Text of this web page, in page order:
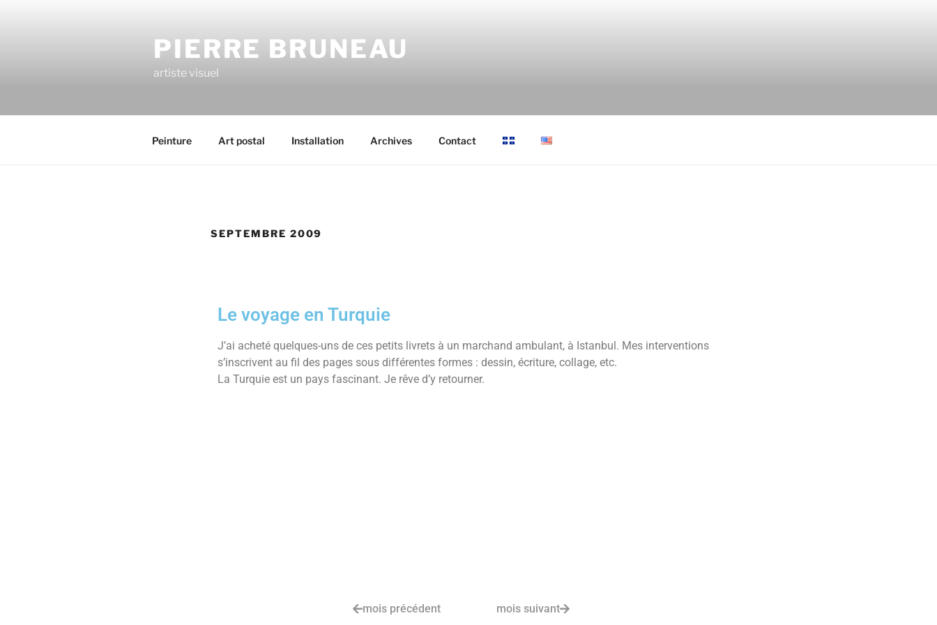
PIERRE BRUNEAU
artiste visuel
Peinture Art postal Installation Archives Contact
SEPTEMBRE 2009
Le voyage en Turquie
J’ai acheté quelques-uns de ces petits livrets à un marchand ambulant, à Istanbul. Mes interventions
s’inscrivent au fil des pages sous différentes formes : dessin, écriture, collage, etc.
La Turquie est un pays fascinant. Je rêve d’y retourner.
mois précédent mois suivant